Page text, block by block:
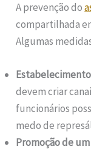
A prevenção do
compartilhada
Algumas
devem criar
funcionários
medo de
Promoção de